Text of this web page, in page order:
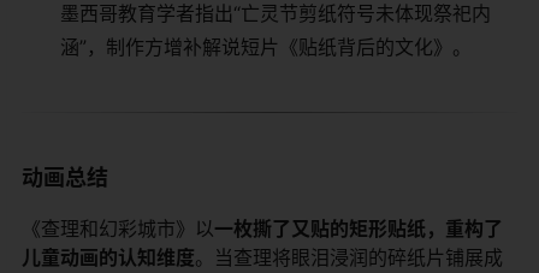
墨西哥教育学者指出“亡灵节剪纸符号未体现祭祀内
涵”，制作方增补解说短片《贴纸背后的文化》。
​动画总结​
《查理和幻彩城市》以​​一枚撕了又贴的矩形贴纸，重构了
儿童动画的认知维度​​。当查理将眼泪浸润的碎纸片铺展成